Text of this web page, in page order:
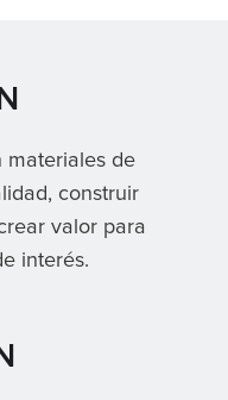
materiales de
construir
valor para
interés.